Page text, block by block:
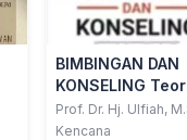
BIMBINGAN DAN
KONSELING
dan Praktik
Prof. Dr. Hj. Ulfiah,
CPCE.; Dr. H.
Kencana